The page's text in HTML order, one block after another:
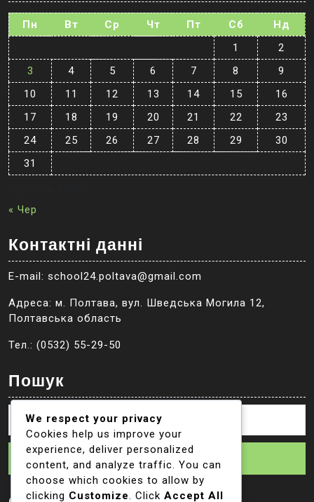
Пн Вт Ср Чт Пт Сб
Нд
1
2
3
4 5 6 7 8
9
10
11 12 13 14 15
16
17
18 19 20 21 22
23
24
25 26 27 28 29
30
31
« Чер
Контактні данні
E-mail: school24.poltava@gmail.com
Адреса: м. Полтава, вул. Шведська Могила 12,
Полтавська область
Тел.: (0532) 55-29-50
Пошук
Пошук
We respect your privacy
Cookies help us improve your
experience, deliver personalized
content, and analyze traffic. You can
choose which cookies to allow by
clicking Customize. Click Accept All